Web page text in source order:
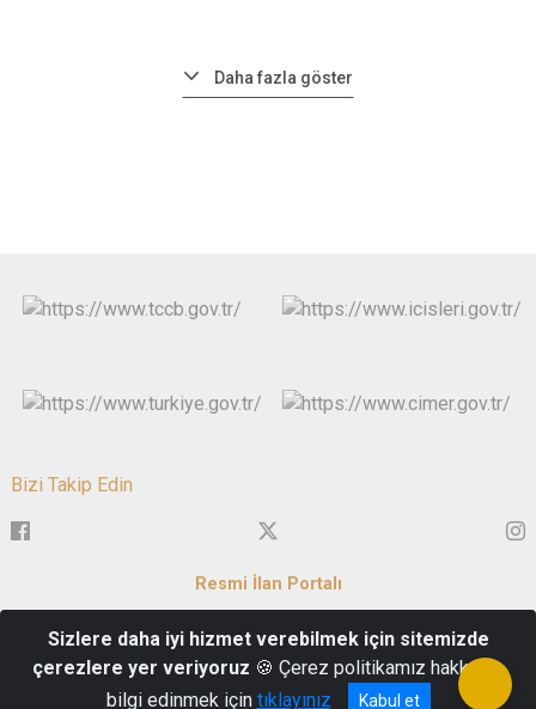
Daha fazla göster
Bizi Takip Edin
Resmi İlan Portalı
Servi Mh. Zafer Meydanı No:1 43050 Merkez/KÜTAHYA
İletişim : 0 274 223 69 93
Sizlere daha iyi hizmet verebilmek için sitemizde
çerezlere yer veriyoruz 🍪 Çerez politikamız hakkında
bilgi edinmek için tıklayınız Kabul et